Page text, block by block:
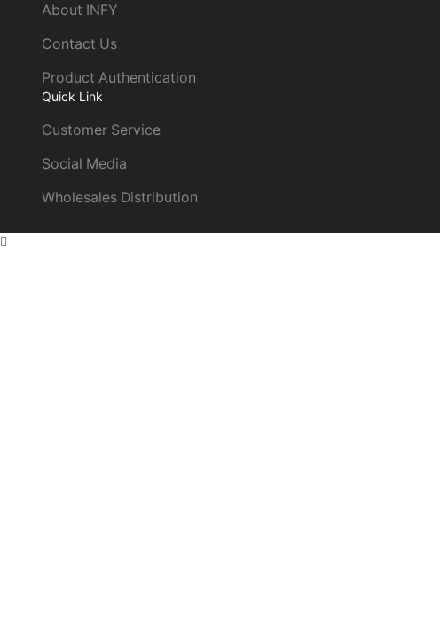
About INFY
Contact Us
Product Authentication
Quick Link
Customer Service
Social Media
Wholesales Distribution